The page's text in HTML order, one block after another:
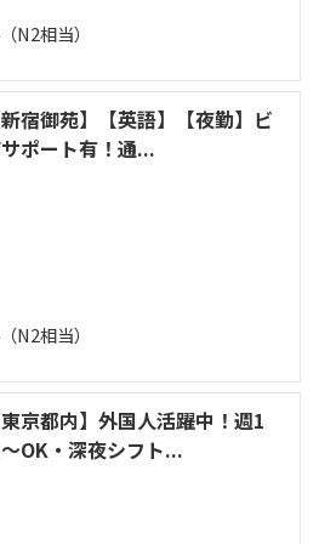
N2相当）
新宿御苑】【英語】【夜勤】ビ
ポート有！通...
N2相当）
東京都内】外国人活躍中！週1
OK・深夜シフト...